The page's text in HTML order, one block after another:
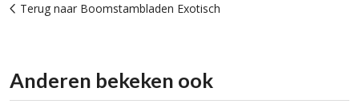
Terug naar Boomstambladen Exotisch
Anderen bekeken ook